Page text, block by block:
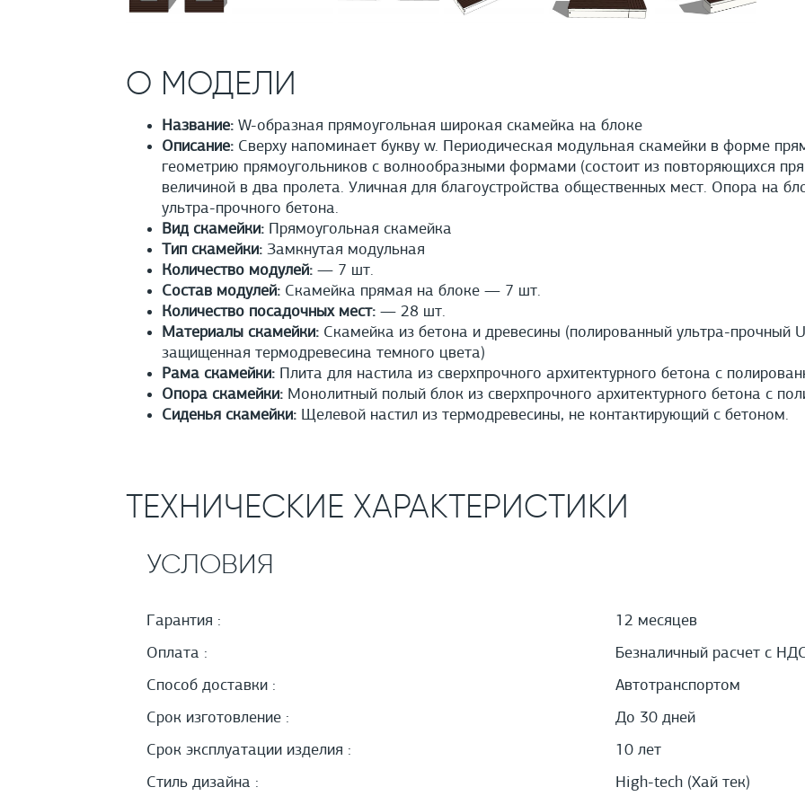
О МОДЕЛИ
Название: W-образная прямоугольная широкая скамейка на блоке
Описание: Сверху напоминает букву w. Периодическая модульная скамейки в форме
геометрию прямоугольников с волнообразными формами (состоит из повторяющихся
величиной в два пролета. Уличная для благоустройства общественных мест. Опора на
ультра-прочного бетона.
Вид скамейки: Прямоугольная скамейка
Тип скамейки: Замкнутая модульная
Количество модулей: — 7 шт.
Состав модулей: Скамейка прямая на блоке — 7 шт.
Количество посадочных мест: — 28 шт.
Материалы скамейки: Скамейка из бетона и древесины (полированный ультра-прочный
защищенная термодревесина темного цвета)
Рама скамейки: Плита для настила из сверхпрочного архитектурного бетона с
Опора скамейки: Монолитный полый блок из сверхпрочного архитектурного бетона с
Сиденья скамейки: Щелевой настил из термодревесины, не контактирующий с бетоном.
ТЕХНИЧЕСКИЕ ХАРАКТЕРИСТИКИ
УСЛОВИЯ
Гарантия :
12 месяцев
Оплата :
Безналичный расчет с
Способ доставки :
Автотранспортом
Срок изготовление :
До 30 дней
Срок эксплуатации изделия :
10 лет
Стиль дизайна :
High-tech (Хай тек)